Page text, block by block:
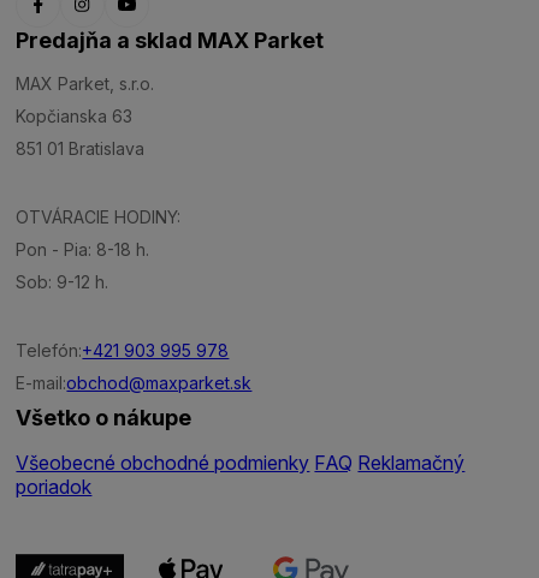
Predajňa a sklad MAX Parket
MAX Parket, s.r.o.
Kopčianska 63
851 01 Bratislava
OTVÁRACIE HODINY:
Pon - Pia: 8-18 h.
Sob: 9-12 h.
Telefón:+421 903 995 978
E-mail:obchod@maxparket.sk
Všetko o nákupe
Všeobecné obchodné podmienky FAQ Reklamačný
poriadok